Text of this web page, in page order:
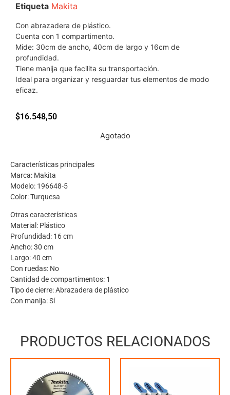
Etiqueta Makita
Con abrazadera de plástico.
Cuenta con 1 compartimento.
Mide: 30cm de ancho, 40cm de largo y 16cm de
profundidad.
Tiene manija que facilita su transportación.
Ideal para organizar y resguardar tus elementos de modo
eficaz.
$16.548,50
Agotado
Características principales
Marca: Makita
Modelo: 196648-5
Color: Turquesa
Otras características
Material: Plástico
Profundidad: 16 cm
Ancho: 30 cm
Largo: 40 cm
Con ruedas: No
Cantidad de compartimentos: 1
Tipo de cierre: Abrazadera de plástico
Con manija: Sí
PRODUCTOS RELACIONADOS